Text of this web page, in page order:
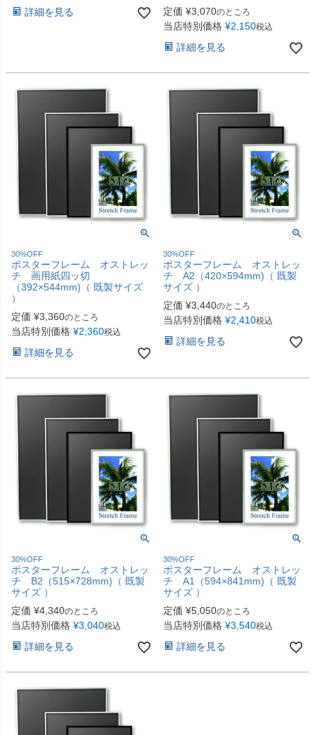
詳細を見る
定価 ¥3,070のところ
当店特別価格 ¥2,150税込
詳細を見る
30%OFF
ポスターフレーム オストレッ
チ 画用紙四ッ切
（392×544mm)（ 既製サイズ
）
定価 ¥3,360のところ
当店特別価格 ¥2,360税込
詳細を見る
30%OFF
ポスターフレーム オストレッ
チ A2（420×594mm)（ 既製
サイズ ）
定価 ¥3,440のところ
当店特別価格 ¥2,410税込
詳細を見る
30%OFF
ポスターフレーム オストレッ
チ B2（515×728mm)（ 既製
サイズ ）
定価 ¥4,340のところ
当店特別価格 ¥3,040税込
詳細を見る
30%OFF
ポスターフレーム オストレッ
チ A1（594×841mm)（ 既製
サイズ ）
定価 ¥5,050のところ
当店特別価格 ¥3,540税込
詳細を見る